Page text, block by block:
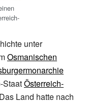
unter
Osmanischen
StaatÖsterreich-
Land hatte nach